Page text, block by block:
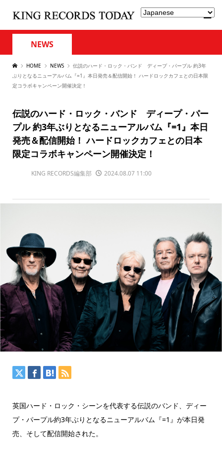
NEWS
HOME NEWS
伝説のハード・ロック・バンド ディープ・パープル 約3年
ぶりとなるニューアルバム『=1』本日発売＆配信開始！ ハードロックカフェとの日本限
定コラボキャンペーン開催決定！
伝説のハード・ロック・バンド ディープ・パー
プル 約3年ぶりとなるニューアルバム『=1』本日
発売＆配信開始！ ハードロックカフェとの日本
限定コラボキャンペーン開催決定！
KING RECORDS編集部 2024.08.07 11:00
英国ハード・ロック・シーンを代表する伝説のバンド、ディー
プ・パープル約3年ぶりとなるニューアルバム『=1』が本日発
売、そして配信開始された。